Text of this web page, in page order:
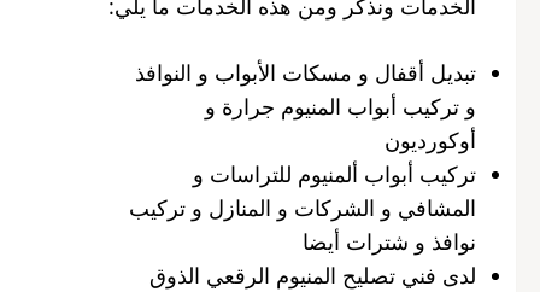
تبديل أقفال و مسكات الأبواب و النوافذ
و تركيب أبواب المنيوم جرارة و
أوكورديون
تركيب أبواب ألمنيوم للتراسات و
المشافي و الشركات و المنازل و تركيب
نوافذ و شترات أيضا
لدى فني تصليح المنيوم الرقعي الذوق